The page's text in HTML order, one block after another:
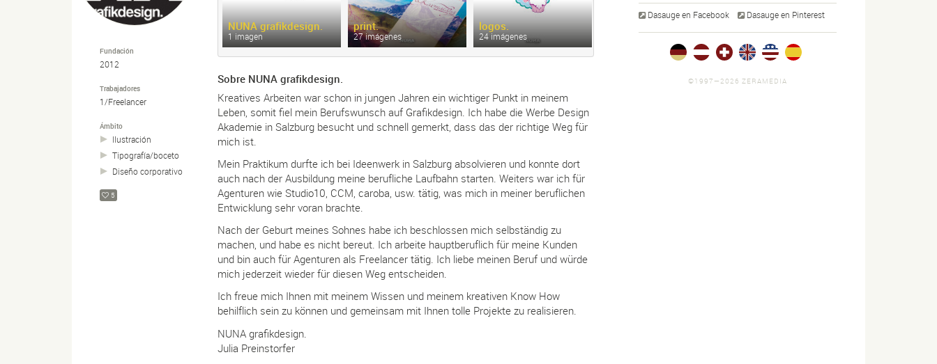
Fundación
2012
Trabajadores
1/Freelancer
Ámbito
Ilustración
Tipografía/boceto
Diseño corporativo
5
NUNA grafikdesign.
1 imagen
print.
27 imágenes
logos.
24 imágenes 14 imágenes 3 imágenes
Sobre NUNA grafikdesign.
Kreatives Arbeiten war schon in jungen Jahren ein wichtiger Punkt in meinem
Leben, somit fiel mein Berufswunsch auf Grafikdesign. Ich habe die Werbe Design
Akademie in Salzburg besucht und schnell gemerkt, dass das der richtige Weg für
mich ist.
Mein Praktikum durfte ich bei Ideenwerk in Salzburg absolvieren und konnte dort
auch nach der Ausbildung meine berufliche Laufbahn starten. Weiters war ich für
Agenturen wie Studio10, CCM, caroba, usw. tätig, was mich in meiner beruflichen
Entwicklung sehr voran brachte.
Nach der Geburt meines Sohnes habe ich beschlossen mich selbständig zu
machen, und habe es nicht bereut. Ich arbeite hauptberuflich für meine Kunden
und bin auch für Agenturen als Freelancer tätig. Ich liebe meinen Beruf und würde
mich jederzeit wieder für diesen Weg entscheiden.
Ich freue mich Ihnen mit meinem Wissen und meinem kreativen Know How
behilflich sein zu können und gemeinsam mit Ihnen tolle Projekte zu realisieren.
NUNA grafikdesign.
Julia Preinstorfer
Dasauge en Facebook Dasauge en Pinterest
©1997—2026 ZERAMEDIA